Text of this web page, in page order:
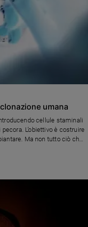
umana
cellule staminali
L’obiettivo è costruire
Ma non tutto ciò che
spiega la bioeticista